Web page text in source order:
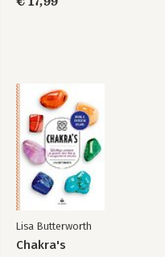
Lisa Butterworth
Chakra's